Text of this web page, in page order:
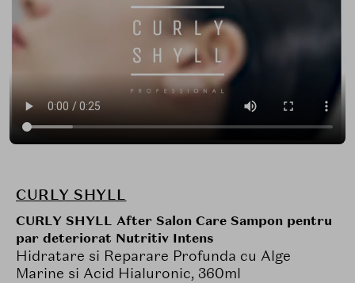
CURLY SHYLL
CURLY SHYLL After Salon Care Sampon pentru
par deteriorat Nutritiv Intens
Hidratare si Reparare Profunda cu Alge
Marine si Acid Hialuronic, 360ml